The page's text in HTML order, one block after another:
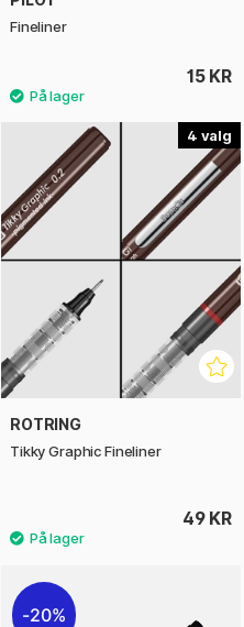
Fineliner
15 KR
4
ROTRING
Tikky Graphic Fineliner
49 KR
20%